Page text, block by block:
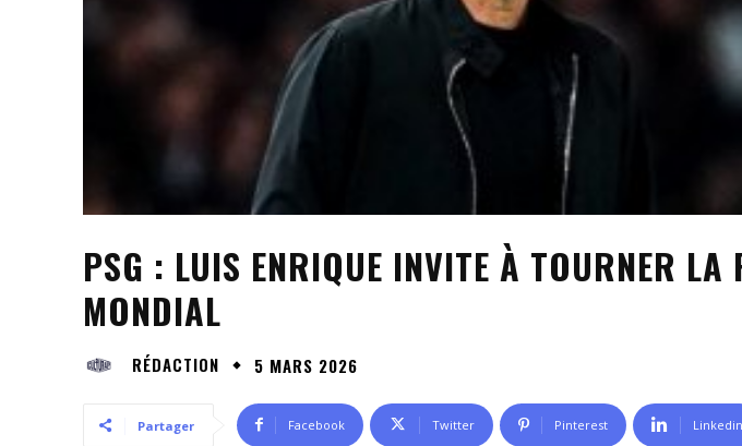
PSG : LUIS ENRIQUE INVITE À TOURNER LA
MONDIAL
RÉDACTION 5 MARS 2026
Partager Facebook Twitter Pinterest Linkedin